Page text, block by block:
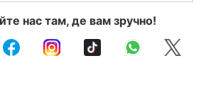
нас там, де вам зручно!